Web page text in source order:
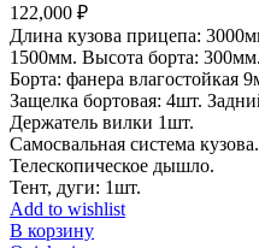
122,000 ₽
Длина кузова прицепа:
1500мм. Высота борта: 300мм.
Борта: фанера влагостойкая
Защелка бортовая: 4шт.
Держатель вилки 1шт.
Самосвальная система кузова.
Телескопическое дышло.
Тент, дуги: 1шт.
Add to wishlist
В корзину